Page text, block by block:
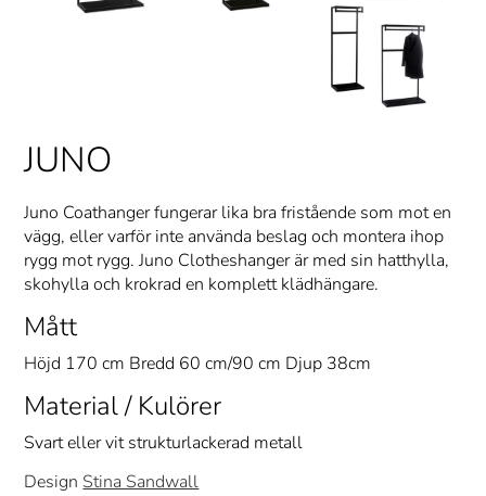
JUNO
Juno Coathanger fungerar lika bra fristående som mot en
vägg, eller varför inte använda beslag och montera ihop
rygg mot rygg. Juno Clotheshanger är med sin hatthylla,
skohylla och krokrad en komplett klädhängare.
Mått
Höjd 170 cm Bredd 60 cm/90 cm Djup 38cm
Material / Kulörer
Svart eller vit strukturlackerad metall
Design Stina Sandwall